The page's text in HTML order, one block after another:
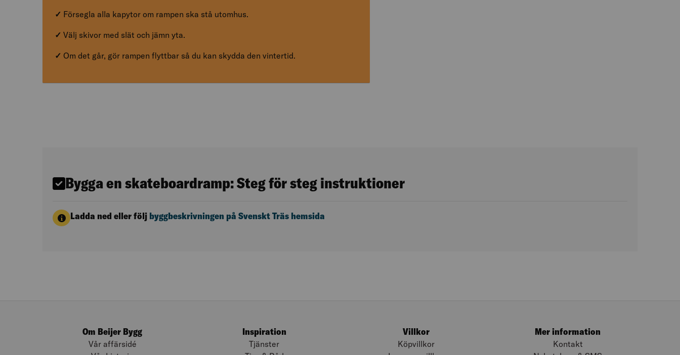
✓ Försegla alla kapytor om rampen ska stå utomhus.
✓ Välj skivor med slät och jämn yta.
✓ Om det går, gör rampen flyttbar så du kan skydda den vintertid.
Bygga en skateboardramp: Steg för steg instruktioner
Ladda ned eller följ byggbeskrivningen på Svenskt Träs hemsida
Om Beijer Bygg
Vår affärsidé
Inspiration
Tjänster
Villkor
Köpvillkor
Mer information
Kontakt